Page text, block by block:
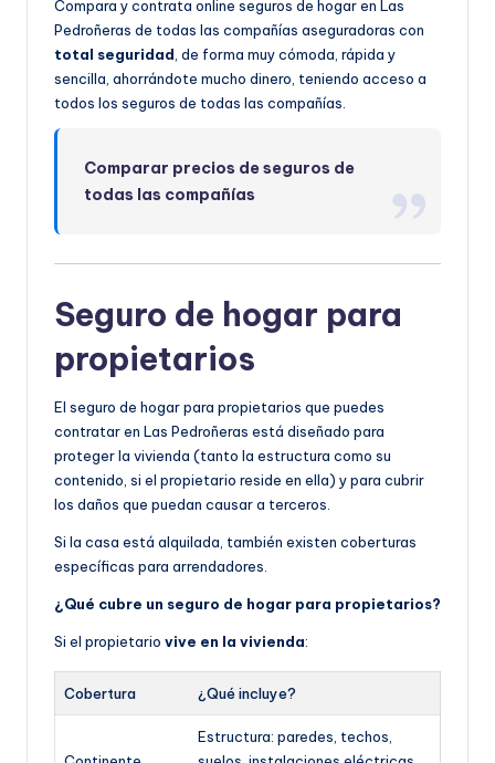
Compara y contrata online seguros de hogar en Las
Pedroñeras de todas las compañías aseguradoras con
total seguridad, de forma muy cómoda, rápida y
sencilla, ahorrándote mucho dinero, teniendo acceso a
todos los seguros de todas las compañías.
Comparar precios de seguros de
todas las compañías
Seguro de hogar para
propietarios
El seguro de hogar para propietarios que puedes
contratar en Las Pedroñeras está diseñado para
proteger la vivienda (tanto la estructura como su
contenido, si el propietario reside en ella) y para cubrir
los daños que puedan causar a terceros.
Si la casa está alquilada, también existen coberturas
específicas para arrendadores.
¿Qué cubre un seguro de hogar para propietarios?
Si el propietario vive en la vivienda:
Cobertura ¿Qué incluye?
Estructura: paredes, techos,